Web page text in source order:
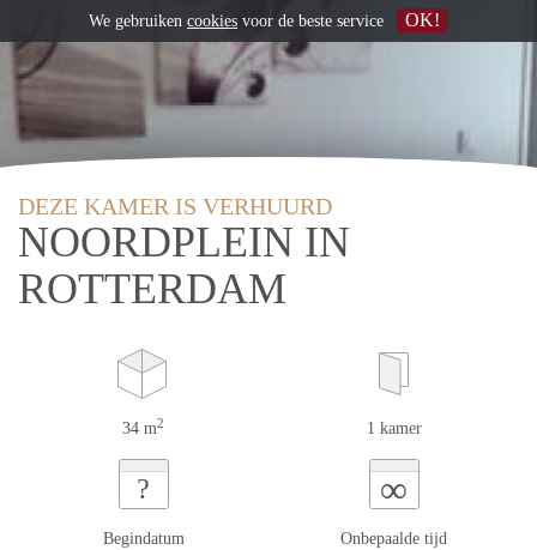
DEZE KAMER IS VERHUURD
NOORDPLEIN IN
ROTTERDAM
34 m2 1 kamer
?
Begindatum
∞
Onbepaalde tijd
We gebruiken cookies voor de beste service OK!